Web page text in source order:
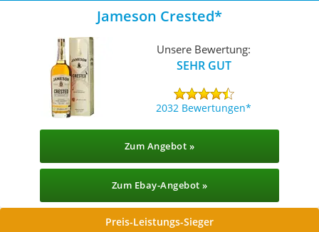
Jameson Crested
Unsere Bewertung:
SEHR GUT
2032 Bewertungen
Zum Angebot »
Zum Ebay-Angebot »
Preis-Leistungs-Sieger